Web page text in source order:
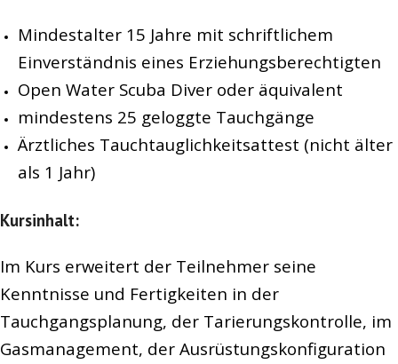
Mindestalter 15 Jahre mit schriftlichem
Einverständnis eines Erziehungsberechtigten
Open Water Scuba Diver oder äquivalent
mindestens 25 geloggte Tauchgänge
Ärztliches Tauchtauglichkeitsattest (nicht älter
als 1 Jahr)
Kursinhalt:
Im Kurs erweitert der Teilnehmer seine
Kenntnisse und Fertigkeiten in der
Tauchgangsplanung, der Tarierungskontrolle, im
Gasmanagement, der Ausrüstungskonfiguration